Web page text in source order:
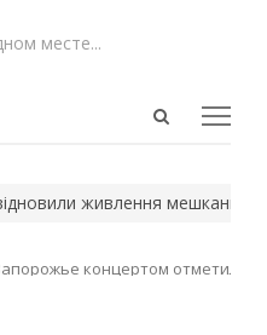
месте...
Open
живлення мешканців
концертом отметили